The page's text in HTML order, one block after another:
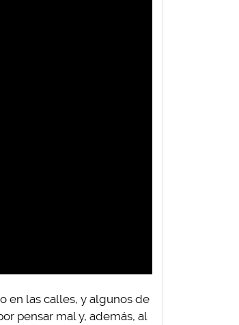
en las calles, y algunos de
pensar mal y, además, al